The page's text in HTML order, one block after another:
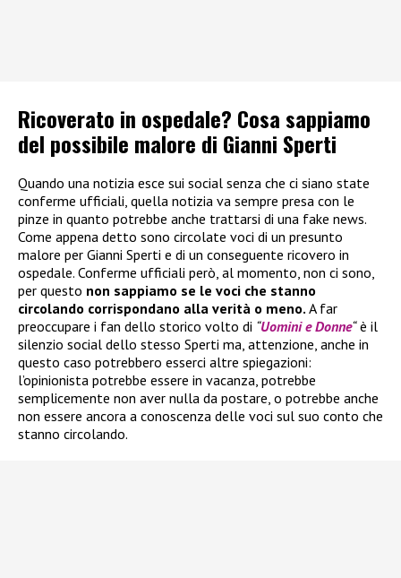
Ricoverato in ospedale? Cosa sappiamo
del possibile malore di Gianni Sperti
Quando una notizia esce sui social senza che ci siano state
conferme ufficiali, quella notizia va sempre presa con le
pinze in quanto potrebbe anche trattarsi di una fake news.
Come appena detto sono circolate voci di un presunto
malore per Gianni Sperti e di un conseguente ricovero in
ospedale. Conferme ufficiali però, al momento, non ci sono,
per questo non sappiamo se le voci che stanno
circolando corrispondano alla verità o meno. A far
preoccupare i fan dello storico volto di “Uomini e Donne“è il
silenzio social dello stesso Sperti ma, attenzione, anche in
questo caso potrebbero esserci altre spiegazioni:
l’opinionista potrebbe essere in vacanza, potrebbe
semplicemente non aver nulla da postare, o potrebbe anche
non essere ancora a conoscenza delle voci sul suo conto che
stanno circolando.